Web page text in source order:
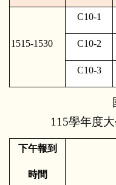
1515-1530
C10-1
C10-2
C10-3
115學年度
下午報到
時間